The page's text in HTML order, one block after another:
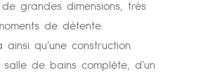
grandes dimensions, très
de détente.
qu’une construction
de bains complète, d’un